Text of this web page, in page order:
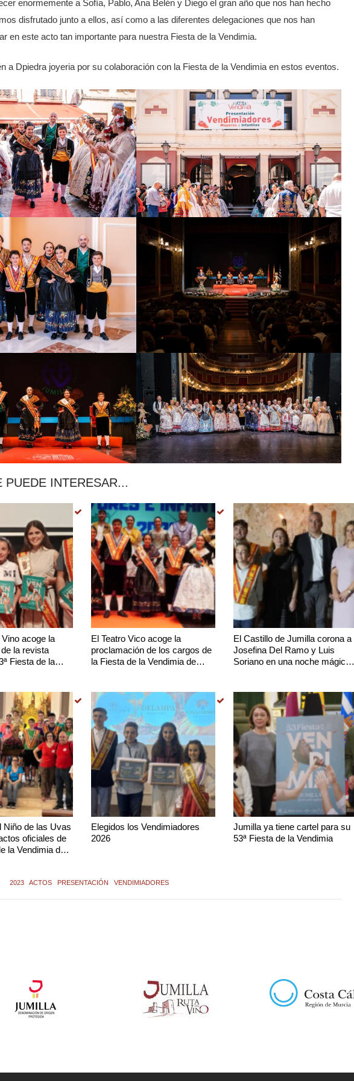
enormemente a Sofía, Pablo, Ana Belén y Diego el gran año que nos han hecho
disfrutado junto a ellos, así como a las diferentes delegaciones que nos han
en este acto tan importante para nuestra Fiesta de la Vendimia.
a Dpiedra joyeria por su colaboración con la Fiesta de la Vendimia en estos eventos.
PUEDE INTERESAR...
acoge la
la revista
Fiesta de la
El Teatro Vico acoge la
proclamación de los cargos de
la Fiesta de la Vendimia de
El Castillo de Jumilla corona a
Josefina Del Ramo y Luis
Soriano en una noche mágica y
Niño de las Uvas
oficiales de
la Vendimia de
Elegidos los Vendimiadores
2026
Jumilla ya tiene cartel para su
53ª Fiesta de la Vendimia
2023 ACTOS PRESENTACIÓN VENDIMIADORES